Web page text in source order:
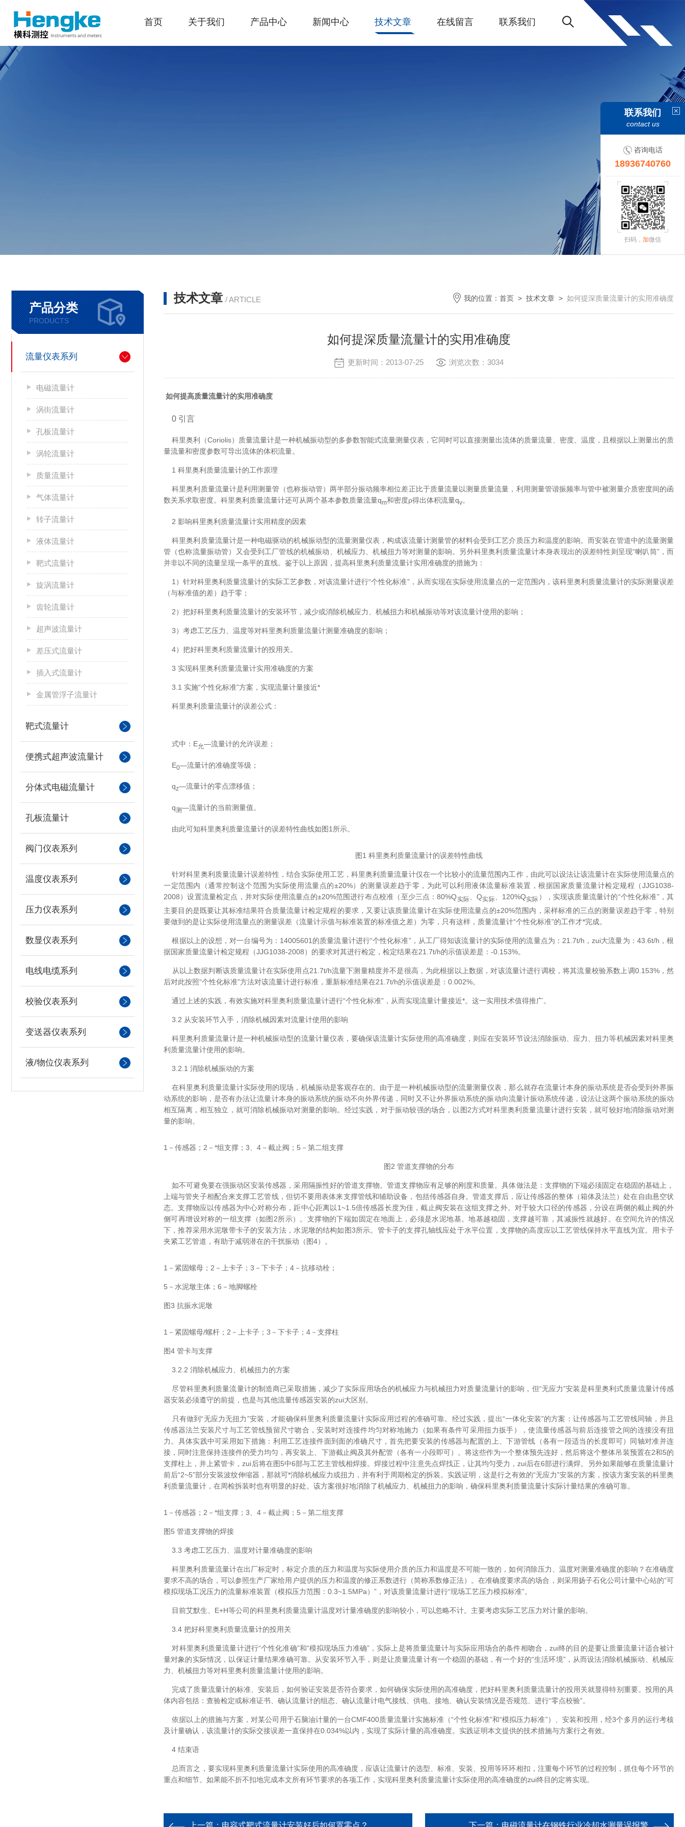
首页 关于我们 产品中心 新闻中心 技术文章 在线留言 联系我们
产品分类
PRODUCTS
流量仪表系列
电磁流量计
涡街流量计
孔板流量计
涡轮流量计
质量流量计
气体流量计
转子流量计
液体流量计
靶式流量计
旋涡流量计
齿轮流量计
超声波流量计
差压式流量计
插入式流量计
金属管浮子流量计
靶式流量计
便携式超声波流量计
分体式电磁流量计
孔板流量计
阀门仪表系列
温度仪表系列
压力仪表系列
数显仪表系列
电线电缆系列
校验仪表系列
变送器仪表系列
液/物位仪表系列
技术文章 / ARTICLE 我的位置： 首页 > 技术文章 > 如何提深质量流量计的实用准确度
如何提深质量流量计的实用准确度
更新时间：2013-07-25 浏览次数：3034
如何提高质量流量计的实用准确度
0 引言
科里奥利（Coriolis）质量流量计是一种机械振动型的多参数智能式流量测量仪表，它同时可以直接测量出流体的质量流量、密度、温度，且根据以上测量出的质
量流量和密度参数可导出流体的体积流量。
1 科里奥利质量流量计的工作原理
科里奥利质量流量计是利用测量管（也称振动管）两半部分振动频率相位差正比于质量流量以测量质量流量，利用测量管谐振频率与管中被测量介质密度间的函
数关系求取密度。科里奥利质量流量计还可从两个基本参数质量流量qm和密度ρ得出体积流量qv。
2 影响科里奥利质量流量计实用精度的因素
科里奥利质量流量计是一种电磁驱动的机械振动型的流量测量仪表，构成该流量计测量管的材料会受到工艺介质压力和温度的影响。而安装在管道中的流量测量
管（也称流量振动管）又会受到工厂管线的机械振动、机械应力、机械扭力等对测量的影响。另外科里奥利质量流量计本身表现出的误差特性则呈现“喇叭筒”，而
并非以不同的流量呈现一条平的直线。鉴于以上原因，提高科里奥利质量流量计实用准确度的措施为：
1）针对科里奥利质量流量计的实际工艺参数，对该流量计进行“个性化标准”，从而实现在实际使用流量点的一定范围内，该科里奥利质量流量计的实际测量误差
（与标准值的差）趋于零；
2）把好科里奥利质量流量计的安装环节，减少或消除机械应力、机械扭力和机械振动等对该流量计使用的影响；
3）考虑工艺压力、温度等对科里奥利质量流量计测量准确度的影响；
4）把好科里奥利质量流量计的投用关。
3 实现科里奥利质量流量计实用准确度的方案
3.1 实施“个性化标准”方案，实现流量计量接近*
科里奥利质量流量计的误差公式：
式中：E允—流量计的允许误差；
E0—流量计的准确度等级；
qz—流量计的零点漂移值；
q测—流量计的当前测量值。
由此可知科里奥利质量流量计的误差特性曲线如图1所示。
图1 科里奥利质量流量计的误差特性曲线
针对科里奥利质量流量计误差特性，结合实际使用工艺，科里奥利质量流量计仅在一个比较小的流量范围内工作，由此可以设法让该流量计在实际使用流量点的
一定范围内（通常控制这个范围为实际使用流量点的±20%）的测量误差趋于零，为此可以利用液体流量标准装置，根据国家质量流量计检定规程（JJG1038-
2008）设置流量检定点，并对实际使用流量点的±20%范围进行布点校准（至少三点：80%Q实际 、Q实际、120%Q实际 ），实现该质量流量计的“个性化标准”，其
主要目的是既要让其标准结果符合质量流量计检定规程的要求，又要让该质量流量计在实际使用流量点的±20%范围内，采样标准的三点的测量误差趋于零，特别
要做到的是让实际使用流量点的测量误差（流量计示值与标准装置的标准值之差）为零，只有这样，质量流量计“个性化标准”的工作才*完成。
根据以上的设想，对一台编号为：14005601的质量流量计进行“个性化标准”，从工厂得知该流量计的实际使用的流量点为：21.7t/h，zui大流量为：43.6t/h，根
据国家质量流量计检定规程（JJG1038-2008）的要求对其进行检定，检定结果在21.7t/h的示值误差是：-0.153%。
从以上数据判断该质量流量计在实际使用点21.7t/h流量下测量精度并不是很高，为此根据以上数据，对该流量计进行调校，将其流量校验系数上调0.153%，然
后对此按照“个性化标准”方法对该流量计进行标准，重新标准结果在21.7t/h的示值误差是：0.002%。
通过上述的实践，有效实施对科里奥利质量流量计进行“个性化标准”，从而实现流量计量接近*。这一实用技术值得推广。
3.2 从安装环节入手，消除机械因素对流量计使用的影响
科里奥利质量流量计是一种机械振动型的流量计量仪表，要确保该流量计实际使用的高准确度，则应在安装环节设法消除振动、应力、扭力等机械因素对科里奥
利质量流量计使用的影响。
3.2.1 消除机械振动的方案
在科里奥利质量流量计实际使用的现场，机械振动是客观存在的。由于是一种机械振动型的流量测量仪表，那么就存在流量计本身的振动系统是否会受到外界振
动系统的影响，是否有办法让流量计本身的振动系统的振动不向外界传递，同时又不让外界振动系统的振动向流量计振动系统传递，设法让这两个振动系统的振动
相互隔离，相互独立，就可消除机械振动对测量的影响。经过实践，对于振动较强的场合，以图2方式对科里奥利质量流量计进行安装，就可较好地消除振动对测
量的影响。
1－传感器；2－*组支撑；3、4－截止阀；5－第二组支撑
图2 管道支撑物的分布
如不可避免要在强振动区安装传感器，采用隔振性好的管道支撑物。管道支撑物应有足够的刚度和质量。具体做法是：支撑物的下端必须固定在稳固的基础上，
上端与管夹子相配合来支撑工艺管线，但切不要用表体来支撑管线和辅助设备，包括传感器自身。管道支撑后，应让传感器的整体（箱体及法兰）处在自由悬空状
态。支撑物应以传感器为中心对称分布，距中心距离以1~1.5倍传感器长度为佳，截止阀安装在这组支撑之外。对于较大口径的传感器，分设在两侧的截止阀的外
侧可再增设对称的一组支撑（如图2所示）。支撑物的下端如固定在地面上，必须是水泥地基。地基越稳固，支撑越可靠，其减振性就越好。在空间允许的情况
下，推荐采用水泥墩带卡子的安装方法，水泥墩的结构如图3所示。管卡子的支撑孔轴线应处于水平位置，支撑物的高度应以工艺管线保持水平直线为宜。用卡子
夹紧工艺管道，有助于减弱潜在的干扰振动（图4）。
1－紧固螺母；2－上卡子；3－下卡子；4－抗移动栓；
5－水泥墩主体；6－地脚螺栓
图3 抗振水泥墩
1－紧固螺母/螺杆；2－上卡子；3－下卡子；4－支撑柱
图4 管卡与支撑
3.2.2 消除机械应力、机械扭力的方案
尽管科里奥利质量流量计的制造商已采取措施，减少了实际应用场合的机械应力与机械扭力对质量流量计的影响，但“无应力”安装是科里奥利式质量流量计传感
器安装必须遵守的前提，也是与其他流量传感器安装的zui大区别。
只有做到“无应力无扭力”安装，才能确保科里奥利质量流量计实际应用过程的准确可靠。经过实践，提出“一体化安装”的方案：让传感器与工艺管线同轴，并且
传感器法兰安装尺寸与工艺管线预留尺寸吻合，安装时对连接件均匀对称地施力（如果有条件可采用扭力扳手），使流量传感器与前后连接管之间的连接没有扭
力。具体实践中可采用如下措施：利用工艺连接件面到面的准确尺寸，首先把要安装的传感器与配置的上、下游管线（各有一段适当的长度即可）同轴对准并连
接，同时注意保持连接件的受力均匀，再安装上、下游截止阀及其外配管（各有一小段即可）。将这些作为一个整体预先连好，然后将这个整体吊装预置在2和5的
支撑柱上，并上紧管卡，zui后将在图5中6部与工艺主管线相焊接。焊接过程中注意先点焊找正，让其均匀受力，zui后在6部进行满焊。另外如果能够在质量流量计
前后“2~5”部分安装波纹伸缩器，那就可*消除机械应力或扭力，并有利于周期检定的拆装。实践证明，这是行之有效的“无应力”安装的方案，按该方案安装的科里奥
利质量流量计，在周检拆装时也有明显的好处。该方案很好地消除了机械应力、机械扭力的影响，确保科里奥利质量流量计实际计量结果的准确可靠。
1－传感器；2－*组支撑；3、4－截止阀；5－第二组支撑
图5 管道支撑物的焊接
3.3 考虑工艺压力、温度对计量准确度的影响
科里奥利质量流量计在出厂标定时，标定介质的压力和温度与实际使用介质的压力和温度是不可能一致的，如何消除压力、温度对测量准确度的影响？在准确度
要求不高的场合，可以参照生产厂家给用户提供的压力和温度的修正系数进行（简称系数修正法）。在准确度要求高的场合，则采用扬子石化公司计量中心站的“可
模拟现场工况压力的流量标准装置（模拟压力范围：0.3~1.5MPa）”，对该质量流量计进行“现场工艺压力模拟标准”。
目前艾默生、E+H等公司的科里奥利质量流量计温度对计量准确度的影响较小，可以忽略不计。主要考虑实际工艺压力对计量的影响。
3.4 把好科里奥利质量流量计的投用关
对科里奥利质量流量计进行“个性化准确”和“模拟现场压力准确”，实际上是将质量流量计与实际应用场合的条件相吻合，zui终的目的是要让质量流量计适合被计
量对象的实际情况，以保证计量结果准确可靠。从安装环节入手，则是让质量流量计有一个稳固的基础，有一个好的“生活环境”，从而设法消除机械振动、机械应
力、机械扭力等对科里奥利质量流量计使用的影响。
完成了质量流量计的标准、安装后，如何验证安装是否符合要求，如何确保实际使用的高准确度，把好科里奥利质量流量计的投用关就显得特别重要。投用的具
体内容包括：查验检定或标准证书、确认流量计的组态、确认流量计电气接线、供电、接地、确认安装情况是否规范、进行“零点校验”。
依据以上的措施与方案，对某公司用于石脑油计量的一台CMF400质量流量计实施标准（“个性化标准”和“模拟压力标准”）、安装和投用，经3个多月的运行考核
及计量确认，该流量计的实际交接误差一直保持在0.034%以内，实现了实际计量的高准确度。实践证明本文提供的技术措施与方案行之有效。
4 结束语
总而言之，要实现科里奥利质量流量计实际使用的高准确度，应该让流量计的选型、标准、安装、投用等环环相扣，注重每个环节的过程控制，抓住每个环节的
重点和细节。如果能不折不扣地完成本文所有环节要求的各项工作，实现科里奥利质量流量计实际使用的高准确度的zui终目的定将实现。
上一篇： 电容式靶式流量计安装好后如何置零点？ 下一篇： 电磁流量计在钢铁行业冷却水测量误报警
联系我们
contact us
咨询电话
18936740760
扫码， 加微信